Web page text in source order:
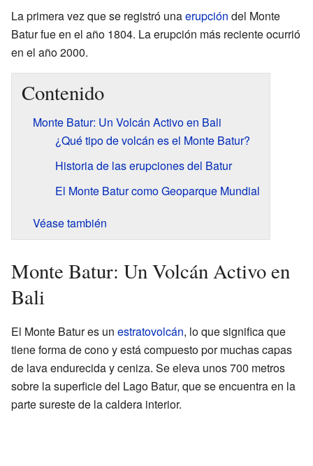
La primera vez que se registró unaerupción del Monte
Batur fue en el año 1804. La erupción más reciente ocurrió
en el año 2000.
Contenido
Monte Batur: Un Volcán Activo en Bali
¿Qué tipo de volcán es el Monte Batur?
Historia de las erupciones del Batur
El Monte Batur como Geoparque Mundial
Véase también
Monte Batur: Un Volcán Activo en
Bali
El Monte Batur es un estratovolcán, lo que significa que
tiene forma de cono y está compuesto por muchas capas
de lava endurecida y ceniza. Se eleva unos 700 metros
sobre la superficie del Lago Batur, que se encuentra en la
parte sureste de la caldera interior.